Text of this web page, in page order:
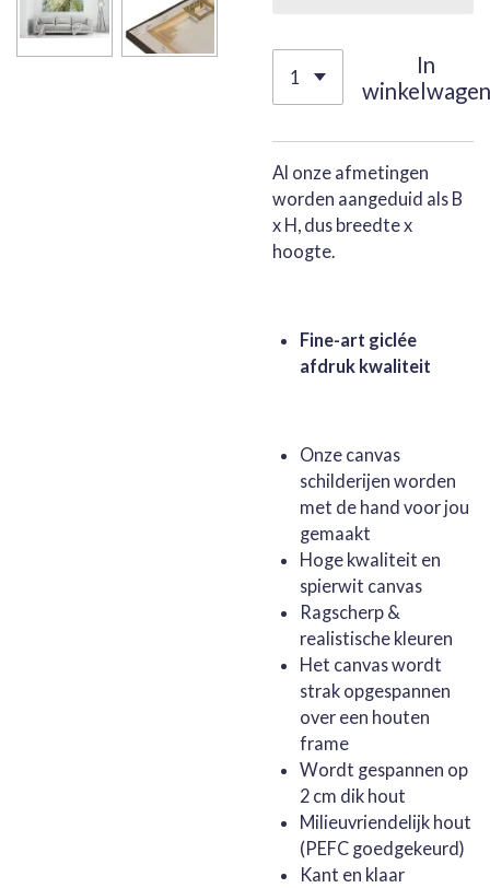
In
winkelwagen
Al onze afmetingen
worden aangeduid als B
x H, dus breedte x
hoogte.
Fine-art giclée
afdruk kwaliteit
Onze canvas
schilderijen worden
met de hand voor jou
gemaakt
Hoge kwaliteit en
spierwit canvas
Ragscherp &
realistische kleuren
Het canvas wordt
strak opgespannen
over een houten
frame
Wordt gespannen op
2 cm dik hout
Milieuvriendelijk hout
(PEFC goedgekeurd)
Kant en klaar